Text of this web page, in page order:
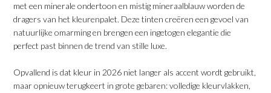
met een minerale ondertoon en mistig mineraalblauw worden de
dragers van het kleurenpalet. Deze tinten creëren een gevoel van
natuurlijke omarming en brengen een ingetogen elegantie die
perfect past binnen de trend van stille luxe.
​Opvallend is dat kleur in 2026 niet langer als accent wordt gebruikt,
maar opnieuw terugkeert in grote gebaren: volledige kleurvlakken,